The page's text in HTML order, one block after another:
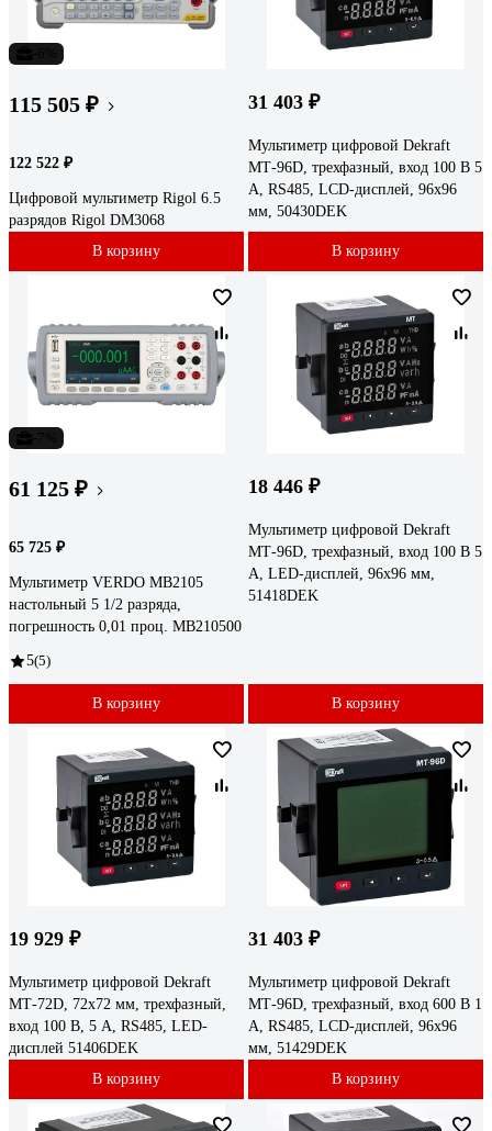
115 505 ₽
122 522 ₽
Цифровой мультиметр Rigol 6.5
разрядов Rigol DM3068
В корзину
31 403 ₽
Мультиметр цифровой Dekraft
МТ-96D, трехфазный, вход 100 В 5
А, RS485, LCD-дисплей, 96х96
мм, 50430DEK
В корзину
61 125 ₽
65 725 ₽
Мультиметр VERDO MB2105
настольный 5 1/2 разряда,
погрешность 0,01 проц. MB210500
5(5)
В корзину
18 446 ₽
Мультиметр цифровой Dekraft
МТ-96D, трехфазный, вход 100 В 5
А, LED-дисплей, 96х96 мм,
51418DEK
В корзину
19 929 ₽
Мультиметр цифровой Dekraft
МТ-72D, 72x72 мм, трехфазный,
вход 100 В, 5 А, RS485, LED-
дисплей 51406DEK
В корзину
31 403 ₽
Мультиметр цифровой Dekraft
МТ-96D, трехфазный, вход 600 В 1
А, RS485, LCD-дисплей, 96х96
мм, 51429DEK
В корзину